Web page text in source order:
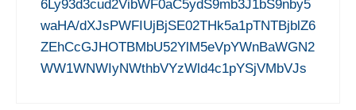
6Ly93d3cud2VibWF0aC5ydS9mb3J1bS9nby5
waHA/dXJsPWFIUjBjSE02THk5a1pTNTBjblZ6
ZEhCcGJHOTBMbU52YlM5eVpYWnBaWGN2
WW1WNWIyNWthbVYzWld4c1pYSjVMbVJs